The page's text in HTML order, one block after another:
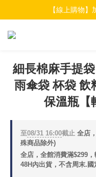
【線上購物
【線上購物
【線上購物】介
細長棉麻手提
雨傘袋 杯袋 飲
保溫瓶【
至08/31 16:00截止 全店
殊商品除外)
全店，全館消費滿$299
48H內出貨，不含周末.國